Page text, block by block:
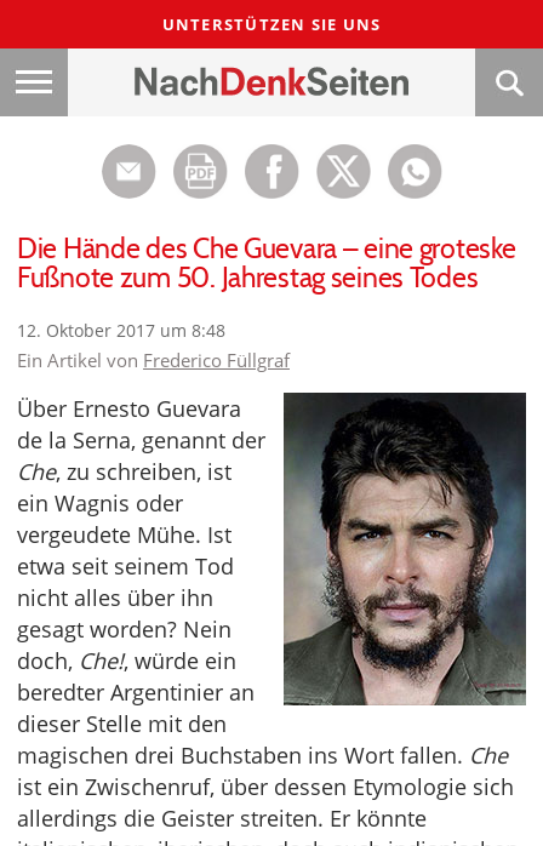
UNTERSTÜTZEN SIE UNS
Die Hände des Che Guevara – eine groteske
Fußnote zum 50. Jahrestag seines Todes
12. Oktober 2017 um 8:48
Ein Artikel von Frederico Füllgraf
Über Ernesto Guevara
de la Serna, genannt der
Che, zu schreiben, ist
ein Wagnis oder
vergeudete Mühe. Ist
etwa seit seinem Tod
nicht alles über ihn
gesagt worden? Nein
doch, Che!, würde ein
beredter Argentinier an
dieser Stelle mit den
magischen drei Buchstaben ins Wort fallen. Che
ist ein Zwischenruf, über dessen Etymologie sich
allerdings die Geister streiten. Er könnte